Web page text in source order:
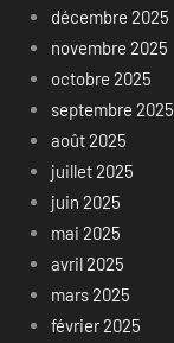
décembre 2025
novembre 2025
octobre 2025
septembre 2025
août 2025
juillet 2025
juin 2025
mai 2025
avril 2025
mars 2025
février 2025